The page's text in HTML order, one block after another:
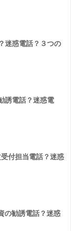
迷惑電話？３つの
誘電話？迷惑電
付担当電話？迷惑
の勧誘電話？迷惑